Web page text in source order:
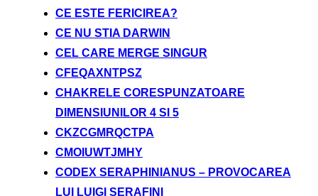
CE ESTE FERICIREA?
CE NU STIA DARWIN
CEL CARE MERGE SINGUR
CFEQAXNTPSZ
CHAKRELE CORESPUNZATOARE
DIMENSIUNILOR 4 SI 5
CKZCGMRQCTPA
CMOIUWTJMHY
CODEX SERAPHINIANUS – PROVOCAREA
LUI LUIGI SERAFINI